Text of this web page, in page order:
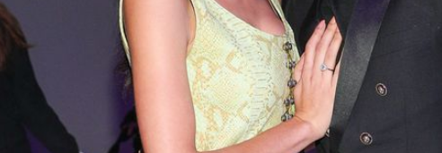
App runterladen
Team
Redaktionelle Richtlinien